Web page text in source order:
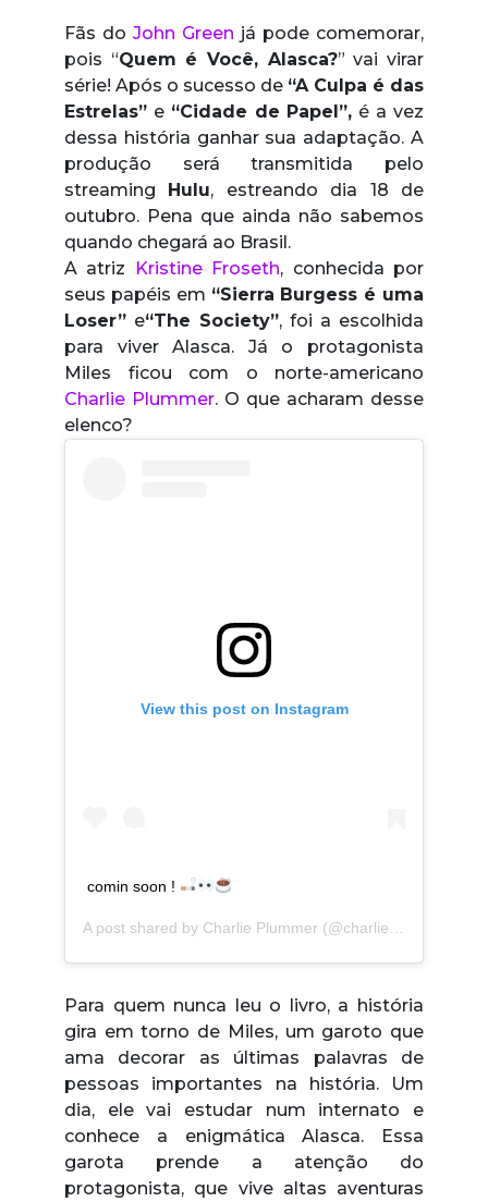
Fãs do John Green já pode comemorar,
pois “Quem é Você, Alasca?” vai virar
série! Após o sucesso de “A Culpa é das
Estrelas” e “Cidade de Papel”, é a vez
dessa história ganhar sua adaptação. A
produção será transmitida pelo
streaming Hulu, estreando dia 18 de
outubro. Pena que ainda não sabemos
quando chegará ao Brasil.
A atriz
Kristine Froseth, conhecida por
seus papéis em “Sierra Burgess é uma
Loser” e“The Society”, foi a escolhida
para viver Alasca. Já o protagonista
Miles ficou com o norte-americano
Charlie Plummer. O que acharam desse
elenco?
View this post on Instagram
comin soon !
A post shared by Charlie Plummer (@charliefplummer) on
Para quem nunca leu o livro, a história
gira em torno de Miles, um garoto que
ama decorar as últimas palavras de
pessoas importantes na história. Um
dia, ele vai estudar num internato e
conhece a enigmática Alasca. Essa
garota prende a atenção do
protagonista, que vive altas aventuras